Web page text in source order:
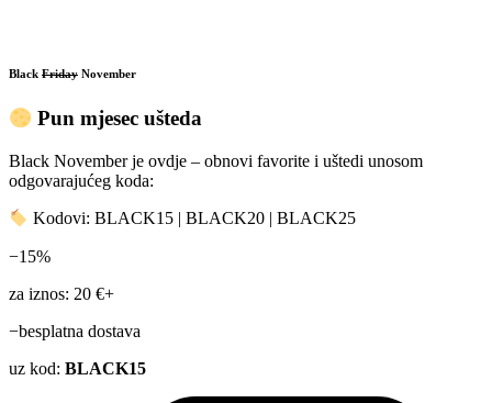
Black Friday November
Pun mjesec ušteda
Black November je ovdje – obnovi favorite i uštedi unosom
odgovarajućeg koda:
Kodovi: BLACK15 | BLACK20 | BLACK25
−15%
za iznos: 20 €+
−besplatna dostava
uz kod: BLACK15